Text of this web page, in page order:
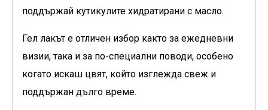
поддържай кутикулите хидратирани с масло.
Гел лакът е отличен избор както за ежедневни
визии, така и за по-специални поводи, особено
когато искаш цвят, който изглежда свеж и
поддържан дълго време.